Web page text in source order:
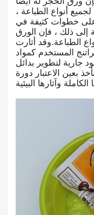
أنواع الطباعة ،
على خطوات كثيفة في
إلى ذلك ، فإن الورق
الطباعة.وقد أثارت
المستخدم كمواد
جارية لتطوير بدائل
بعين الاعتبار دورة